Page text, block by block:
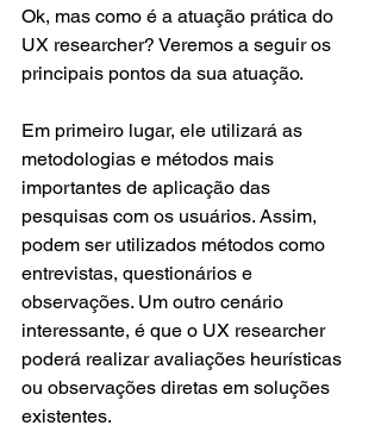
Ok, mas como é a atuação prática do
UX researcher? Veremos a seguir os
principais pontos da sua atuação.
Em primeiro lugar, ele utilizará as
metodologias e métodos mais
importantes de aplicação das
pesquisas com os usuários. Assim,
podem ser utilizados métodos como
entrevistas, questionários e
observações. Um outro cenário
interessante, é que o UX researcher
poderá realizar avaliações heurísticas
ou observações diretas em soluções
existentes.